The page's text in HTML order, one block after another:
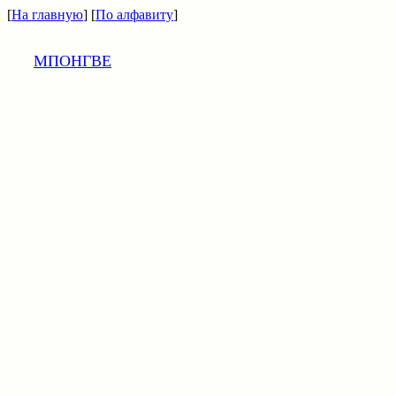
[На главную] [По алфавиту]
МПОНГВЕ